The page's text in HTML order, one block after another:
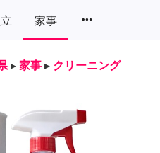
家事 more_horiz
▸ 家事 ▸ クリーニング